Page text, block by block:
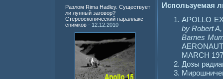
Разлом Rima Hadley. Существует
ли лунный заговор?
Стереоскопический параллакс
снимков - 12.12.2010
Используемая
APOLLO
by Robert
Barnes
MARCH
Дозы